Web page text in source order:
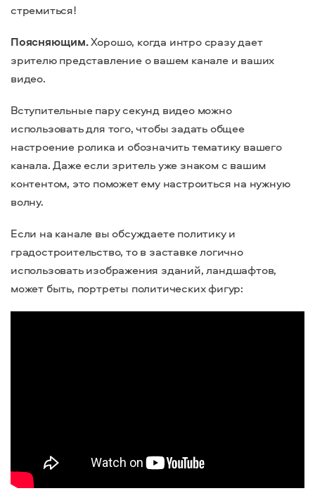
стремиться!
Поясняющим.Хорошо, когда интро сразу дает
зрителю представление о вашем канале и ваших
видео.
Вступительные пару секунд видео можно
использовать для того, чтобы задать общее
настроение ролика и обозначить тематику вашего
канала. Даже если зритель уже знаком с вашим
контентом, это поможет ему настроиться на нужную
волну.
Если на канале вы обсуждаете политику и
градостроительство, то в заставке логично
использовать изображения зданий, ландшафтов,
может быть, портреты политических фигур: